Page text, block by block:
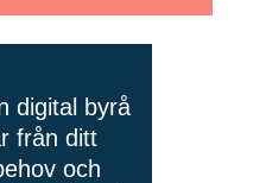
digital byrå
från ditt
och